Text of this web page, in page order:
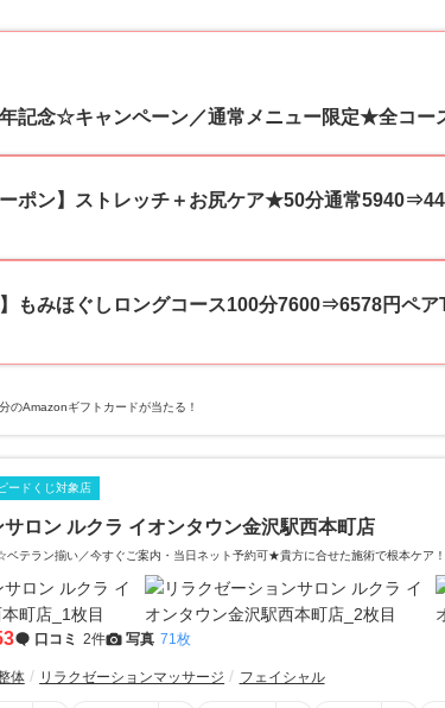
記念☆キャンペーン／通常メニュー限定★全コー
ポン】ストレッチ＋お尻ケア★50分通常
】もみほぐしロングコース100分7600⇒6578円ペ
のAmazonギフトカードが当たる！
ードくじ対象店
サロン ルクラ イオンタウン金沢駅西本町店
テラン揃い／今すぐご案内・当日ネット予約可★貴方に合せた施術で根本ケア！
口コミ 2件 写真 71枚
体 リラクゼーションマッサージ フェイシャル